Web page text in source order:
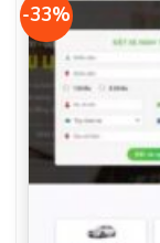
-33%